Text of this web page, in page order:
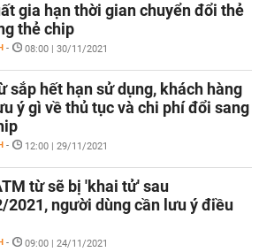
gia hạn thời gian chuyển đổi thẻ
thẻ chip
- 08:00 | 30/11/2021
sắp hết hạn sử dụng, khách hàng
ý gì về thủ tục và chi phí đổi sang
- 12:00 | 29/11/2021
từ sẽ bị 'khai tử' sau
2021, người dùng cần lưu ý điều
- 09:00 | 24/11/2021